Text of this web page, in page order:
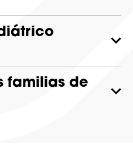
familias de